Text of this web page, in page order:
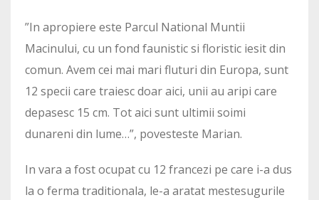
”In apropiere este Parcul National Muntii
Macinului, cu un fond faunistic si floristic iesit din
comun. Avem cei mai mari fluturi din Europa, sunt
12 specii care traiesc doar aici, unii au aripi care
depasesc 15 cm. Tot aici sunt ultimii soimi
dunareni din lume…”, povesteste Marian.
In vara a fost ocupat cu 12 francezi pe care i-a dus
la o ferma traditionala, le-a aratat mestesugurile